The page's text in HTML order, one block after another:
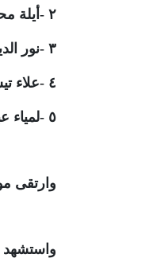
٢ - أيلة
٣ -نور
٤ -علاء
٥ -لمياء
وارتقى